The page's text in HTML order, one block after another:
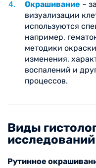
Окрашивание –
визуализации
используются
например,
методики
изменения,
воспалений и
процессов.
Виды
исследований
Рутинное